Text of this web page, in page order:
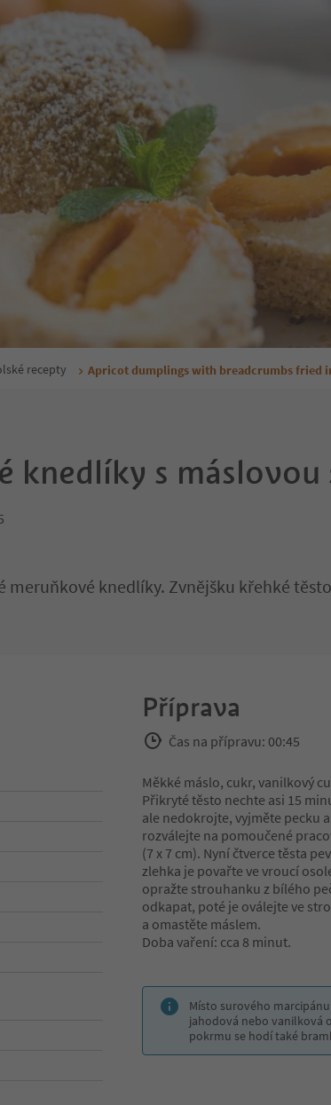
recepty Apricot dumplings with breadcrumbs fried
knedlíky s
meruňkové knedlíky. Zvnějšku křehké
Příprava
Čas na přípravu: 00:45
Měkké máslo, cukr, vanilkový
Přikryté těsto nechte asi 15
ale nedokrojte, vyjměte pecku
rozválejte na pomoučené
(7 x 7 cm). Nyní čtverce těsta
zlehka je povařte ve vroucí
opražte strouhanku z bílého
odkapat, poté je oválejte ve
a omastěte máslem.
Doba vaření: cca 8 minut.
Místo surového
jahodová nebo vanilková
pokrmu se hodí také